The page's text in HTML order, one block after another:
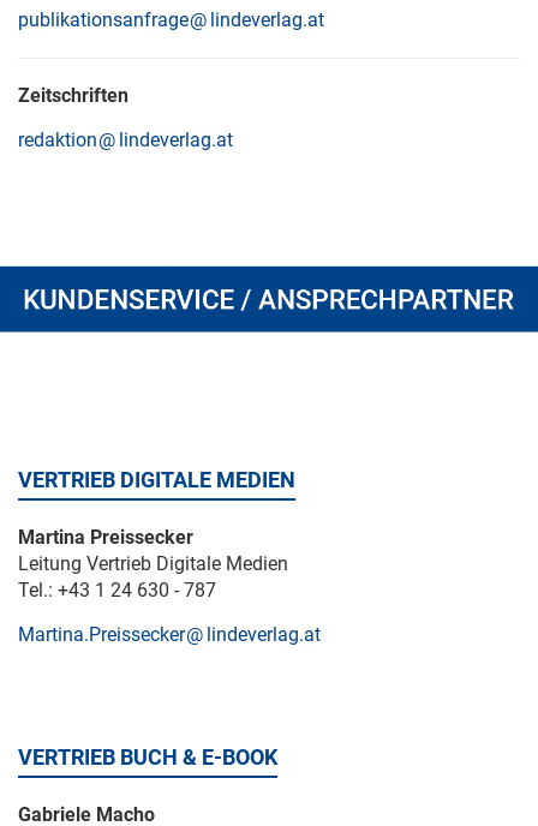
publikationsanfrage
lindeverlag.at
Zeitschriften
redaktion
lindeverlag.at
VERTRIEB DIGITALE MEDIEN
Martina Preissecker
Leitung Vertrieb Digitale Medien
Tel.: +43 1 24 630 - 787
Martina.Preissecker
lindeverlag.at
VERTRIEB BUCH & E-BOOK
Gabriele Macho